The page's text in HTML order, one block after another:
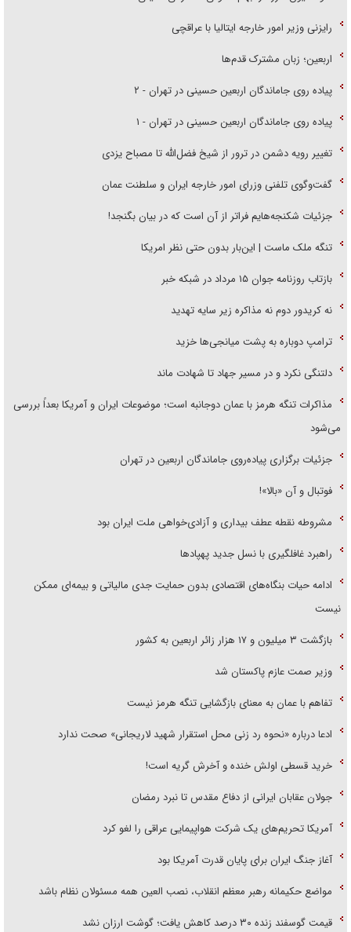
رایزنی وزیر امور خارجه ایتالیا با عراقچی
اربعین؛ زبان مشترک قدم‌ها
پیاده روی جاماندگان اربعین حسینی در تهران - ۲
پیاده روی جاماندگان اربعین حسینی در تهران - ۱
تغییر رویه دشمن در ترور از شیخ فضل‌الله تا مصباح یزدی
گفت‌وگوی تلفنی وزرای امور خارجه ایران و سلطنت عمان
جزئیات شکنجه‌هایم فراتر از آن است که در بیان بگنجد!
تنگه ملک ماست | این‌بار بدون حتی نظر امریکا
بازتاب روزنامه جوان ۱۵ مرداد در شبکه خبر
نه کریدور دوم نه مذاکره زیر سایه تهدید
ترامپ دوباره به پشت میانجی‌ها خزید
دلتنگی نکرد و در مسیر جهاد تا شهادت ماند
مذاکرات تنگه هرمز با عمان دوجانبه است؛ موضوعات ایران و آمریکا بعداً بررسی
می‌شود
جزئیات برگزاری پیاده‌روی جاماندگان اربعین در تهران
فوتبال و آن «بالا»!
مشروطه نقطه عطف بیداری و آزادی‌خواهی ملت ایران بود
راهبرد غافلگیری با نسل جدید پهپاد‌ها
ادامه حیات بنگاه‌های اقتصادی بدون حمایت جدی مالیاتی و بیمه‌ای ممکن
نیست
بازگشت ۳ میلیون و ۱۷ هزار زائر اربعین به کشور
وزیر صمت عازم پاکستان شد
تفاهم با عمان به معنای بازگشایی تنگه هرمز نیست
ادعا درباره «نحوه رد زنی محل استقرار شهید لاریجانی» صحت ندارد
خرید قسطی اولش خنده و آخرش گریه است!
جولان عقابان ایرانی از دفاع مقدس تا نبرد رمضان
آمریکا تحریم‌های یک شرکت هواپیمایی عراقی را لغو کرد
آغاز جنگ ایران برای پایان قدرت آمریکا بود
مواضع حکیمانه رهبر معظم انقلاب، نصب العین همه مسئولان نظام باشد
قیمت گوسفند زنده ۳۰ درصد کاهش یافت؛ گوشت ارزان نشد